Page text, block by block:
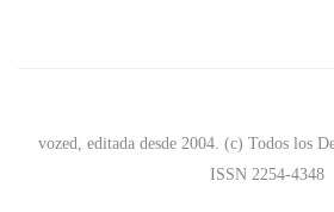
vozed, editada desde 2004. (c) Todos los
ISSN 2254-4348